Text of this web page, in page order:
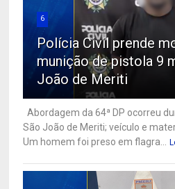
6
Polícia Civil prende
munição de pistola 9
João de Meriti
Abordagem da 64ª DP ocorreu
São João de Meriti; veículo e
Um homem foi preso em flagra...